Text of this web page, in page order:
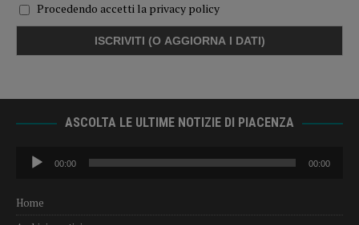
Procedendo accetti la privacy policy
ASCOLTA LE ULTIME NOTIZIE DI PIACENZA
Audio
Player
00:00 00:00
Home